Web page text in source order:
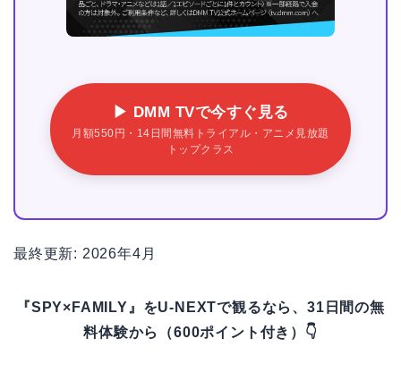
▶ DMM TVで今すぐ見る
月額550円・14日間無料トライアル・アニメ見放題
トップクラス
最終更新: 2026年4月
『SPY×FAMILY』をU-NEXTで観るなら、31日間の無
料体験から（600ポイント付き）👇